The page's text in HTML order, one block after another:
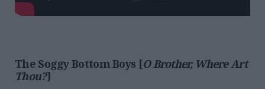
The Soggy Bottom Boys [O Brother, Where Art
Thou?]